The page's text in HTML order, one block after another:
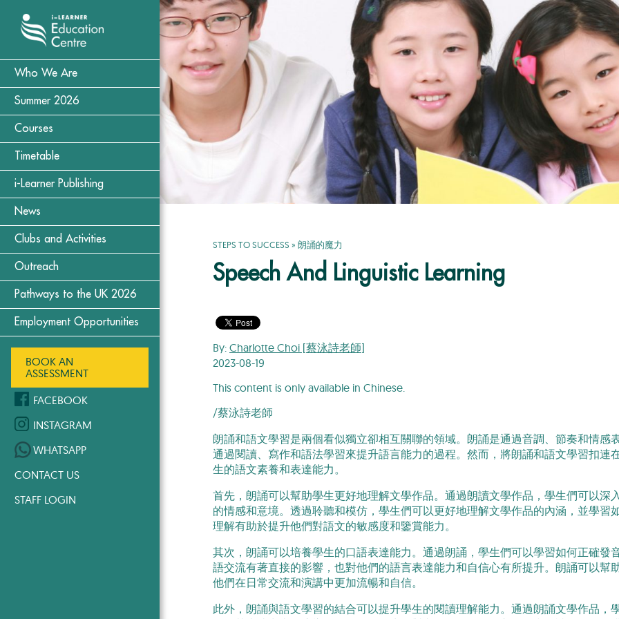
Who We Are
Summer 2026
Courses
Timetable
i-Learner Publishing
News
Clubs and Activities
Outreach
Pathways to the UK 2026
Employment Opportunities
BOOK AN
ASSESSMENT
FACEBOOK
INSTAGRAM
WHATSAPP
CONTACT US
STAFF LOGIN
STEPS TO SUCCESS » 朗誦的魔力
Speech And Linguistic Learning
By: Charlotte Choi [蔡泳詩老師]
2023-08-19
This content is only available in Chinese.
/蔡泳詩老師
朗誦和語文學習是兩個看似獨立卻相互關聯的領域。朗誦是通過音調、節奏和情感
通過閱讀、寫作和語法學習來提升語言能力的過程。然而，將朗誦和語文學習扣連
生的語文素養和表達能力。
首先，朗誦可以幫助學生更好地理解文學作品。通過朗讀文學作品，學生們可以深
的情感和意境。透過聆聽和模仿，學生們可以更好地理解文學作品的內涵，並學習
理解有助於提升他們對語文的敏感度和鑒賞能力。
其次，朗誦可以培養學生的口語表達能力。通過朗誦，學生們可以學習如何正確發
語交流有著直接的影響，也對他們的語言表達能力和自信心有所提升。朗誦可以幫
他們在日常交流和演講中更加流暢和自信。
此外，朗誦與語文學習的結合可以提升學生的閱讀理解能力。通過朗誦文學作品，